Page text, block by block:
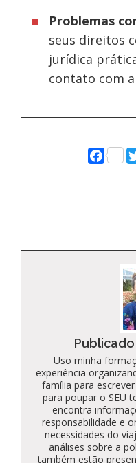
Problemas
seus direitos
jurídica
contato com a
Uso minha
experiência
família para
para poupar o SEU
encontra
responsabilidade e
necessidades do
análises sobre a
também estão